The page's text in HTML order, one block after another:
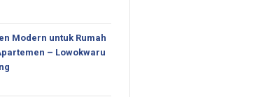
Modern untuk Rumah
– Lowokwaru